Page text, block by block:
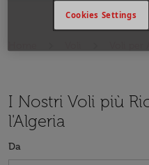
I Nostri Voli più
l'Algeria
Da
Cookies Settings